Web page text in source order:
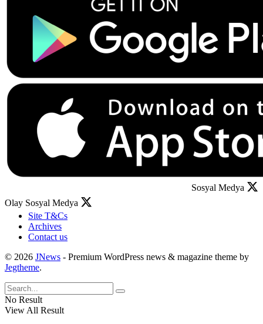
Sosyal Medya
Olay Sosyal Medya
Site T&Cs
Archives
Contact us
© 2026 JNews - Premium WordPress news & magazine theme by
Jegtheme.
No Result
View All Result